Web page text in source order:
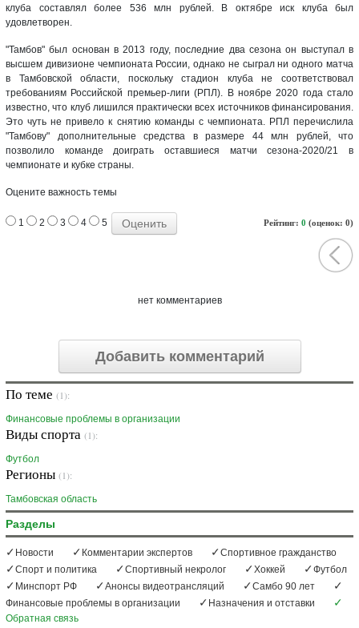
клуба составлял более 536 млн рублей. В октябре иск клуба был
удовлетворен.
"Тамбов" был основан в 2013 году, последние два сезона он выступал в
высшем дивизионе чемпионата России, однако не сыграл ни одного матча
в Тамбовской области, поскольку стадион клуба не соответствовал
требованиям Российской премьер-лиги (РПЛ). В ноябре 2020 года стало
известно, что клуб лишился практически всех источников финансирования.
Это чуть не привело к снятию команды с чемпионата. РПЛ перечислила
"Тамбову" дополнительные средства в размере 44 млн рублей, что
позволило команде доиграть оставшиеся матчи сезона-2020/21 в
чемпионате и кубке страны.
Оцените важность темы
Рейтинг: 0 (оценок: 0)
1 2 3 4 5
нет комментариев
Добавить комментарий
По теме (1):
Финансовые проблемы в организации
Виды спорта (1):
Футбол
Регионы (1):
Тамбовская область
Разделы
Новости Комментарии экспертов
Спортивное гражданство
Спорт и политика
Спортивный некролог Хоккей
Футбол
Минспорт РФ
Анонсы видеотрансляций
Самбо 90 лет
Финансовые проблемы в организации
Назначения и отставки
Обратная связь